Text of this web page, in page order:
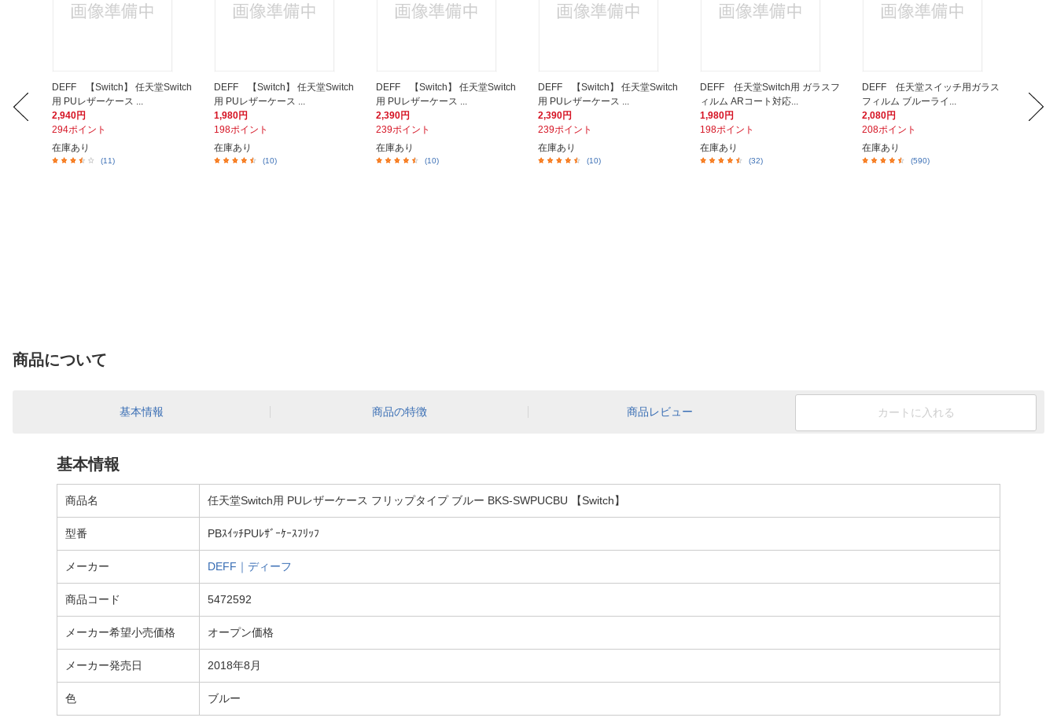
DEFF 【Switch】 任天堂Switch
用 PUレザーケース ...
2,940円
294ポイント
在庫あり
(11)
DEFF 【Switch】 任天堂Switch
用 PUレザーケース ...
1,980円
198ポイント
在庫あり
(10)
DEFF 【Switch】 任天堂Switch
用 PUレザーケース ...
2,390円
239ポイント
在庫あり
(10)
DEFF 【Switch】 任天堂Switch
用 PUレザーケース ...
2,390円
239ポイント
在庫あり
(10)
DEFF 任天堂Switch用 ガラスフ
ィルム ARコート対応...
1,980円
198ポイント
在庫あり
(32)
DEFF 任天堂スイッチ用ガラス
フィルム ブルーライ...
2,080円
208ポイント
在庫あり
(590)
デル
2,480円
商品について
カートに入れる
基本情報 商品の特徴 商品レビュー
基本情報
商品名 任天堂Switch用 PUレザーケース フリップタイプ ブルー BKS-SWPUCBU 【Switch】
型番 PBｽｲｯﾁPUﾚｻﾞｰｹｰｽﾌﾘｯﾌ
メーカー DEFF｜ディーフ
商品コード 5472592
メーカー希望小売価格 オープン価格
メーカー発売日 2018年8月
色 ブルー